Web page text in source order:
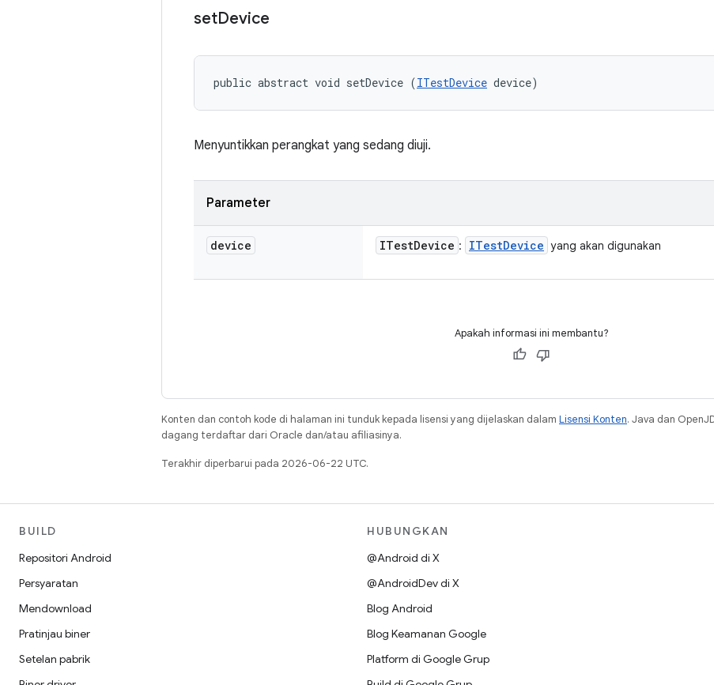
setDevice
public abstract void setDevice (ITestDevice device)
Menyuntikkan perangkat yang sedang diuji.
Parameter
device ITestDevice : ITestDevice yang akan digunakan
Apakah informasi ini membantu?
Konten dan contoh kode di halaman ini tunduk kepada lisensi yang dijelaskan dalam Lisensi Konten. Java dan
dagang terdaftar dari Oracle dan/atau afiliasinya.
Terakhir diperbarui pada 2026-06-22 UTC.
BUILD
Repositori Android
Persyaratan
Mendownload
Pratinjau biner
Setelan pabrik
HUBUNGKAN
@Android di X
@AndroidDev di X
Blog Android
Blog Keamanan Google
Platform di Google Grup